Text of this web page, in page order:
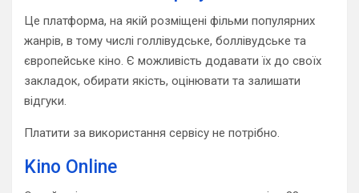
Це платформа, на якій розміщені фільми популярних
жанрів, в тому числі голлівудське, боллівудське та
європейське кіно. Є можливість додавати їх до своїх
закладок, обирати якість, оцінювати та залишати
відгуки.
Платити за використання сервісу не потрібно.
Kino Online